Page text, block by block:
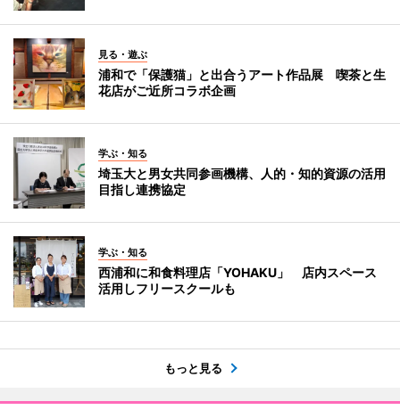
見る・遊ぶ
浦和で「保護猫」と出合うアート作品展 喫茶と生
花店がご近所コラボ企画
学ぶ・知る
埼玉大と男女共同参画機構、人的・知的資源の活用
目指し連携協定
学ぶ・知る
西浦和に和食料理店「YOHAKU」 店内スペース
活用しフリースクールも
もっと見る